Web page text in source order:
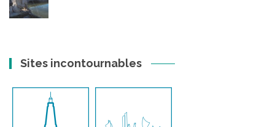
Sites incontournables